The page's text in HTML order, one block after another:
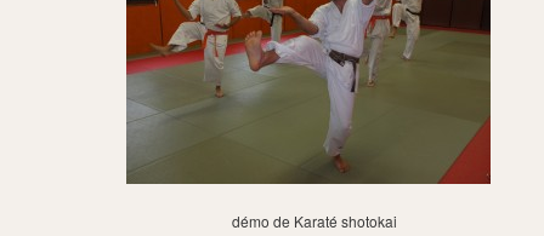
démo de Karaté shotokai